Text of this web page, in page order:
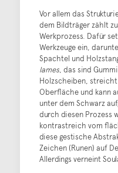
Vor allem das
dem Bildträger zählt
Werkprozess. Dafür
Werkzeuge ein,
Spachtel und
lames, das sind
Holzscheiben,
Oberfläche und kann
unter dem Schwarz
durch diesen Prozess
kontrastreich vom
diese gestische
Zeichen (Runen) auf
Allerdings verneint